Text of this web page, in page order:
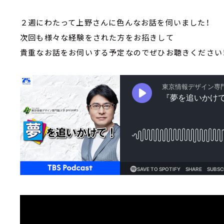
２週にわたって上野さんに色んなお話を伺いました！
次回も様々な経験をされた方をお招きして
貴重なお話をお伺いする予定なのでぜひお聴きください